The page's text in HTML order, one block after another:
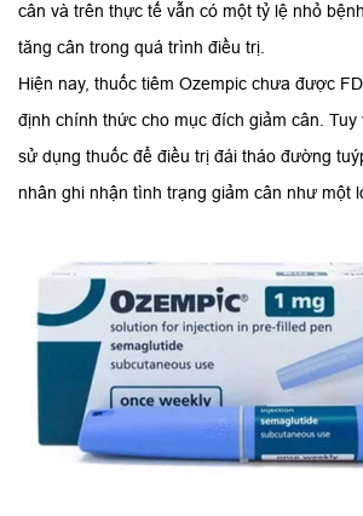
cân và trên thực tế vẫn có một tỷ lệ nhỏ
tăng cân trong quá trình điều trị.
Hiện nay, thuốc tiêm Ozempic chưa được
định chính thức cho mục đích giảm cân. Tuy
sử dụng thuốc để điều trị đái tháo đường
nhân ghi nhận tình trạng giảm cân như một